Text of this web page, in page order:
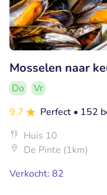
Mosselen naar
Do
Vr
9.7
Perfect • 152
Huis 10
De Pinte (1km)
Verkocht: 82